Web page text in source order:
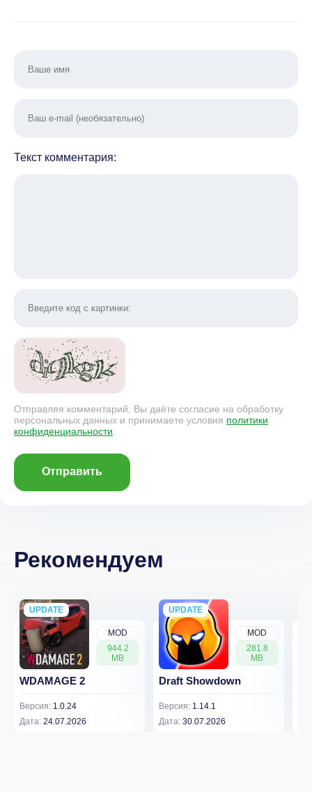
Текст комментария:
Отправляя комментарий, Вы даёте согласие на обработку
персональных данных и принимаете условия политики
конфиденциальности
Отправить
Рекомендуем
MOD
944.2
MB
UPDATE
NEW
WDAMAGE 2
Версия: 1.0.24
Дата: 24.07.2026
MOD
281.8
MB
UPDATE
NEW
Draft Showdown
Версия: 1.14.1
Дата: 30.07.2026